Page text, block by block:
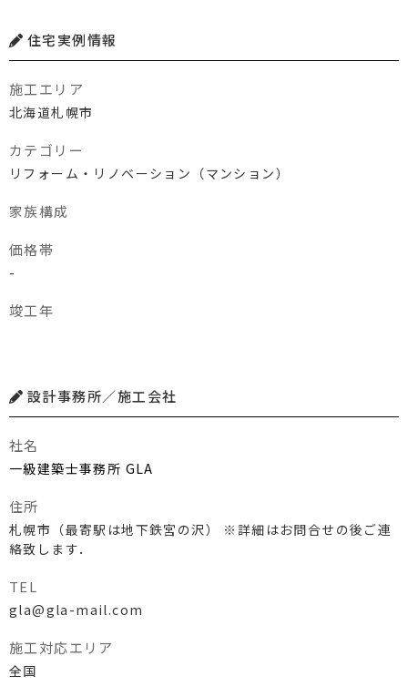
住宅実例情報
施工エリア
北海道札幌市
カテゴリー
リフォーム・リノベーション（マンション）
家族構成
価格帯
-
竣工年
設計事務所／施工会社
社名
一級建築士事務所 GLA
住所
札幌市（最寄駅は地下鉄宮の沢） ※詳細はお問合せの後ご連
絡致します．
TEL
gla@gla-mail.com
施工対応エリア
全国